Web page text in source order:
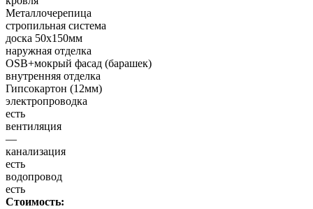
Металлочерепица
стропильная система
доска 50х150мм
наружная отделка
OSB+мокрый фасад (барашек)
внутренняя отделка
Гипсокартон (12мм)
электропроводка
есть
вентиляция
—
канализация
есть
водопровод
есть
Стоимость: